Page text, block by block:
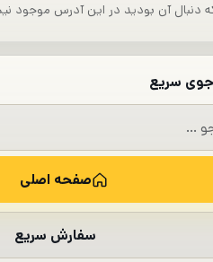
دنبال آن بودید در این آدرس موجود
سریع
صفحه اصلی
سفارش سریع